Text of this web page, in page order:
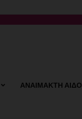
ΑΝΑΙΜΑΚΤΗ